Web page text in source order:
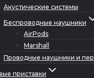
Акустические системы
Беспроводные наушники
AirPods
Marshall
Проводные наушники и
приставки